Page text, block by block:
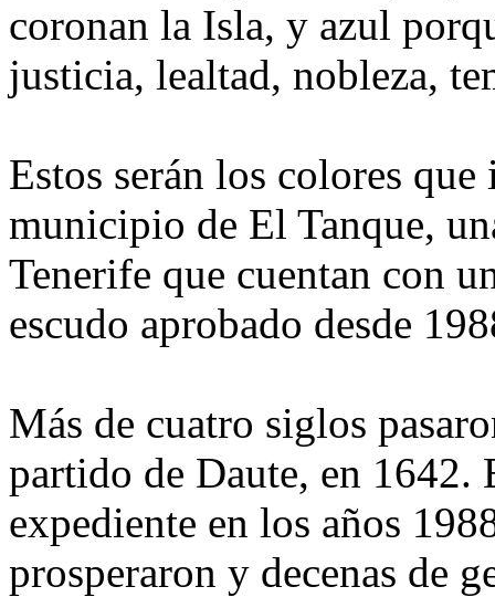
coronan la Isla, y azul
justicia, lealtad, nobleza,
Estos serán los colores
municipio de El Tanque,
Tenerife que cuentan con
escudo aprobado desde
Más de cuatro siglos
partido de Daute, en 1642.
expediente en los años
prosperaron y decenas de